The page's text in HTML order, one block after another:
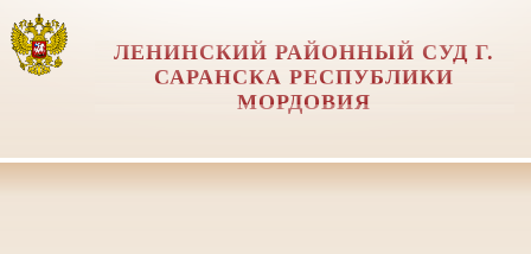
ЛЕНИНСКИЙ РАЙОННЫЙ СУД Г.
САРАНСКА РЕСПУБЛИКИ
МОРДОВИЯ